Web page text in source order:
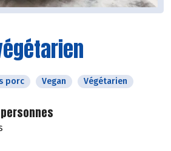
porc Vegan Végétarien